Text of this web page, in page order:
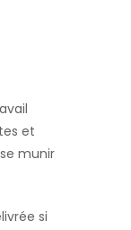
et
munir
si